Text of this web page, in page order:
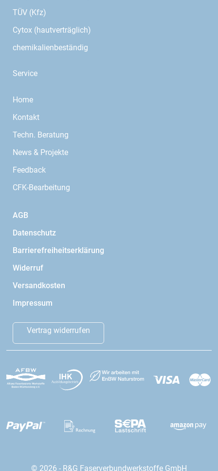
TÜV (Kfz)
Cytox (hautverträglich)
chemikalienbeständig
Service
Home
Kontakt
Techn. Beratung
News & Projekte
Feedback
CFK-Bearbeitung
AGB
Datenschutz
Barrierefreiheitserklärung
Widerruf
Versandkosten
Impressum
Vertrag widerrufen
© 2026 - R&G Faserverbundwerkstoffe GmbH